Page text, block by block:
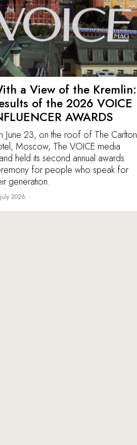
a View of the Kremlin:
of the 2026 VOICE
AWARDS
June 23, on the roof of The Carlton
Moscow, The VOICE media
held its second annual awards
for people who speak for
generation.
2026